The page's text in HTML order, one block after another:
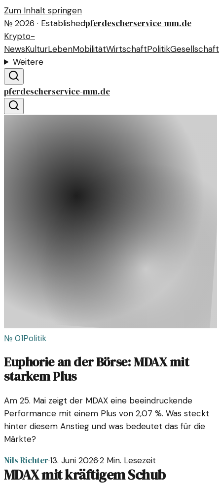
Zum Inhalt springen
№ 2026 · Establishedpferdescherservice-mm.de
Krypto-
NewsKulturLebenMobilitätWirtschaftPolitikGesellschaft
Weitere
pferdescherservice-mm.de
№ 01Politik
Euphorie an der Börse: MDAX mit
starkem Plus
Am 25. Mai zeigt der MDAX eine beeindruckende
Performance mit einem Plus von 2,07 %. Was steckt
hinter diesem Anstieg und was bedeutet das für die
Märkte?
Nils Richter·13. Juni 2026·2 Min. Lesezeit
MDAX mit kräftigem Schub